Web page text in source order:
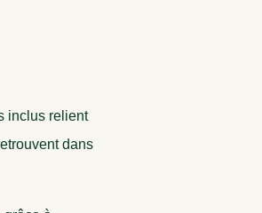
inclus relient
dans